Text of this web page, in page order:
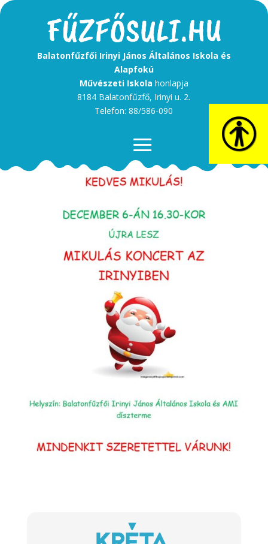
Balatonfűzfői Irinyi János Általános Iskola és
Alapfokú
Művészeti Iskola honlapja
8184 Balatonfűzfő, Irinyi u. 2.
Telefon: 88/586-090